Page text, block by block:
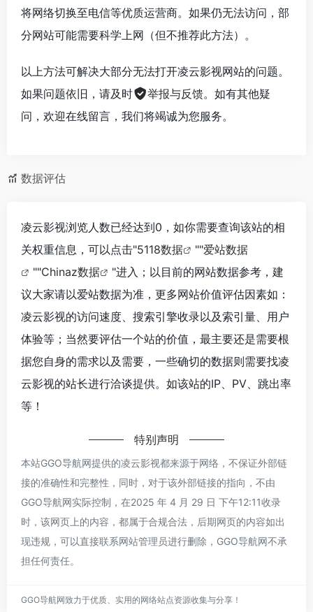
将网络切换至电信等优质运营商。如果仍无法访问，部
分网站可能需要科学上网（但不推荐此方法）。
以上方法可解决大部分无法打开凌云影视网站的问题。
如果问题依旧，请及时
举报与反馈。如有其他疑
问，欢迎在线留言，我们将竭诚为您服务。
数据评估
凌云影视浏览人数已经达到0，如你需要查询该站的相
关权重信息，可以点击"5118数据 ""爱站数据
""Chinaz数据
"进入；以目前的网站数据参考，建
议大家请以爱站数据为准，更多网站价值评估因素如：
凌云影视的访问速度、搜索引擎收录以及索引量、用户
体验等；当然要评估一个站的价值，最主要还是需要根
据您自身的需求以及需要，一些确切的数据则需要找凌
云影视的站长进行洽谈提供。如该站的IP、PV、跳出率
等！
特别声明
本站GGO导航网提供的凌云影视都来源于网络，不保证外部链
接的准确性和完整性，同时，对于该外部链接的指向，不由
GGO导航网实际控制，在2025 年 4 月 29 日 下午12:11收录
时，该网页上的内容，都属于合规合法，后期网页的内容如出
现违规，可以直接联系网站管理员进行删除，GGO导航网不承
担任何责任。
GGO导航网致力于优质、实用的网络站点资源收集与分享！